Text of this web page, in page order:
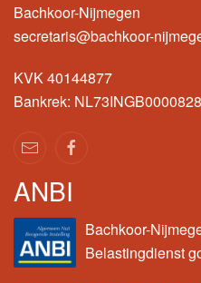
Bachkoor-Nijmegen
secretaris@bachkoor-
KVK 40144877
Bankrek:
ANBI
Bachkoor-
Belastingdienst